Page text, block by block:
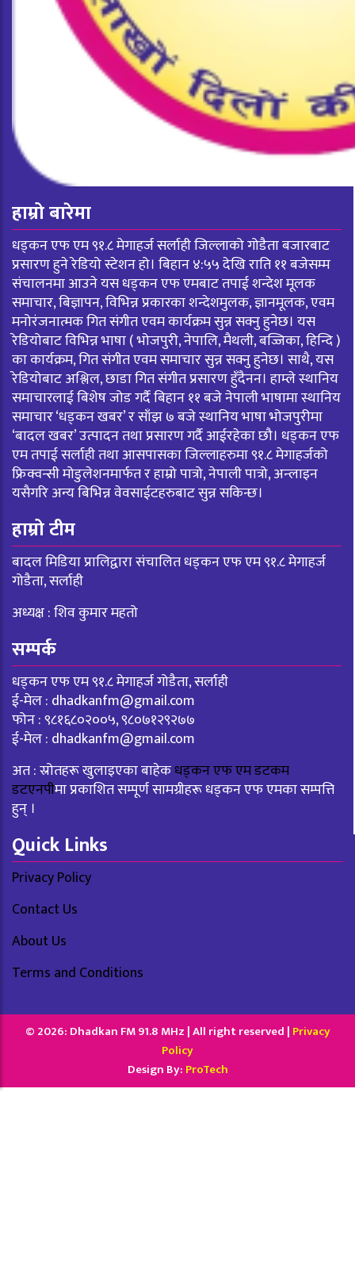
हाम्रो बारेमा
धड्कन एफ एम ९१.८ मेगाहर्ज सर्लाही जिल्लाको गोडैता बजारबाट
प्रसारण हुने रेडियो स्टेशन हो। बिहान ४:५५ देखि राति ११ बजेसम्म
संचालनमा आउने यस धड्कन एफ एमबाट तपाई शन्देश मूलक
समाचार, बिज्ञापन, विभिन्न प्रकारका शन्देशमुलक, ज्ञानमूलक, एवम
मनोरंजनात्मक गित संगीत एवम कार्यक्रम सुन्न सक्नु हुनेछ। यस
रेडियोबाट विभिन्न भाषा ( भोजपुरी, नेपालि, मैथली, बज्जिका, हिन्दि )
का कार्यक्रम, गित संगीत एवम समाचार सुन्न सक्नु हुनेछ। साथै, यस
रेडियोबाट अश्लिल, छाडा गित संगीत प्रसारण हुँदैनन। हाम्ले स्थानिय
समाचारलाई बिशेष जोड गर्दै बिहान ११ बजे नेपाली भाषामा स्थानिय
समाचार ‘धड्कन खबर’ र साँझ ७ बजे स्थानिय भाषा भोजपुरीमा
‘बादल खबर’ उत्पादन तथा प्रसारण गर्दै आईरहेका छौ। धड्कन एफ
एम तपाई सर्लाही तथा आसपासका जिल्लाहरुमा ९१.८ मेगाहर्जको
फ्रिक्वन्सी मोडुलेशनमार्फत र हाम्रो पात्रो, नेपाली पात्रो, अन्लाइन
यसैगरि अन्य बिभिन्न वेवसाईटहरुबाट सुन्न सकिन्छ।
हाम्रो टीम
बादल मिडिया प्रालिद्वारा संचालित धड्कन एफ एम ९१.८ मेगाहर्ज
गोडैता, सर्लाही
अध्यक्ष : शिव कुमार महतो
सम्पर्क
धड्कन एफ एम ९१.८ मेगाहर्ज गोडैता, सर्लाही
ई-मेल : dhadkanfm@gmail.com
फोन : ९८१६८०२००५, ९८०७१२९२७७
ई-मेल : dhadkanfm@gmail.com
अत : स्रोतहरू खुलाइएका बाहेकधड्कन एफ एम डटकम
डटएनपीमा प्रकाशित सम्पूर्ण सामग्रीहरू धड्कन एफ एमका सम्पत्ति
हुन् ।
Quick Links
Privacy Policy
Contact Us
About Us
Terms and Conditions
© 2026: Dhadkan FM 91.8 MHz | All right reserved | Privacy
Policy
Design By: ProTech